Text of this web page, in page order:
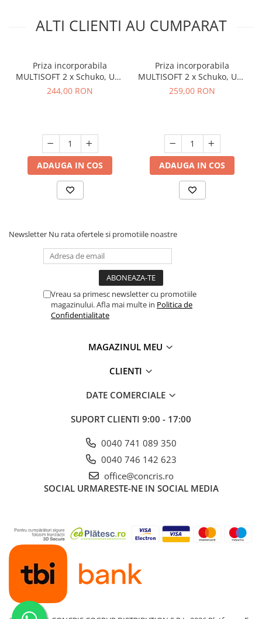
ALTI CLIENTI AU CUMPARAT
Priza incorporabila
MULTISOFT 2 x Schuko, USB
A + C, RJ45, cablu 1.5 m,
244,00 RON
ADAUGA IN COS
Priza incorporabila
MULTISOFT 2 x Schuko, USB
A + C, RJ45, HDMI, cablu 1.5
259,00 RON
ADAUGA IN COS
Newsletter Nu rata ofertele si promotiile noastre
Vreau sa primesc newsletter cu promotiile
magazinului. Afla mai multe in Politica de
Confidentialitate
MAGAZINUL MEU
CLIENTI
DATE COMERCIALE
SUPORT CLIENTI 9:00 - 17:00
0040 741 089 350
0040 746 142 623
office@concris.ro
SOCIAL URMARESTE-NE IN SOCIAL MEDIA